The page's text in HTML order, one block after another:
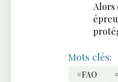
Alors
Mots clés:
#FAO